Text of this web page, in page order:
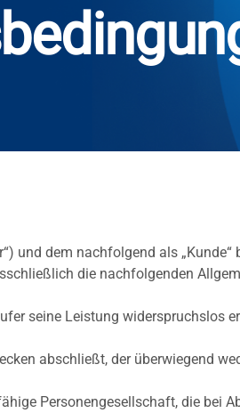
und dem nachfolgend als „Kunde“
die nachfolgenden
seine Leistung widerspruchslos
abschließt, der überwiegend
Personengesellschaft, die bei